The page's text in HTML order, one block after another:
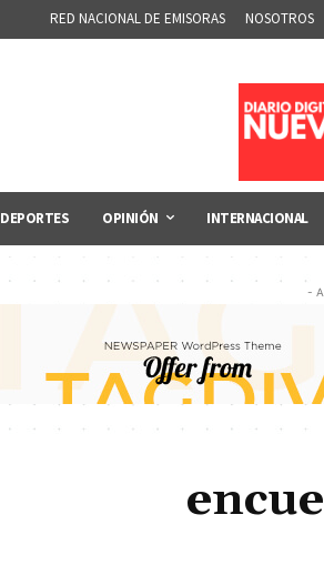
RED NACIONAL DE EMISORAS NOSOTROS
DEPORTES OPINIÓN INTERNACIONAL
-